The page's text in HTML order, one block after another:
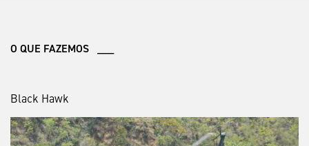
O QUE FAZEMOS ___
Black Hawk